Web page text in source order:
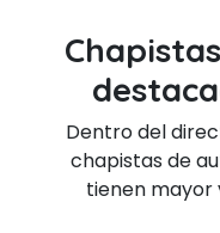
Dentro del
chapistas de
tienen mayor